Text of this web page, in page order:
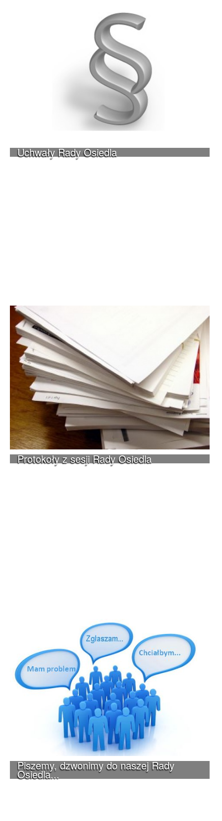
Uchwały Rady Osiedla
Protokoły z sesji Rady Osiedla
Piszemy, dzwonimy do naszej Rady
Osiedla...